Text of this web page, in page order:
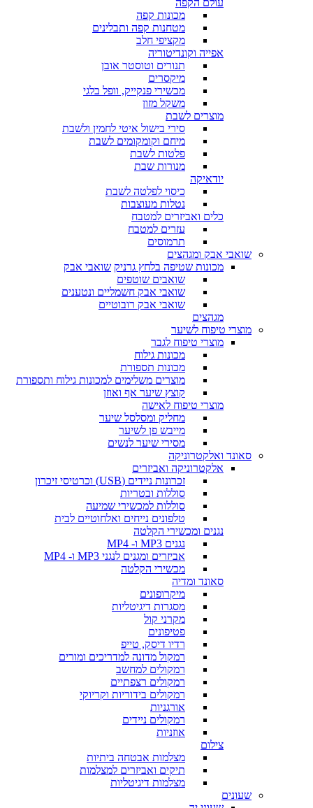
עולם הקפה
מכונות קפה
מטחנות קפה ותבלינים
מקציפי חלב
אפייה וקונדיטוריה
תנורים וטוסטר אובן
מיקסרים
מכשירי פנקייק, וופל בלגי
משקל מזון
מוצרים לשבת
סירי בישול איטי לחמין ולשבת
מיחם וקומקומים לשבת
פלטות לשבת
מנורות שבת
יודאיקה
כיסוי לפלטה לשבת
נטלות מעוצבות
כלים ואביזרים למטבח
עזרים למטבח
תרמוסים
שואבי אבק ומגהצים
מכונות שטיפה בלחץ גרניק שואבי אבק
שואבים שוטפים
שואבי אבק חשמליים ונטענים
שואבי אבק רובוטיים
מגהצים
מוצרי טיפוח לשיער
מוצרי טיפוח לגבר
מכונות גילוח
מכונות תספורת
מוצרים משלימים למכונות גילוח ותספורת
קוצץ שיער אף ואוזן
מוצרי טיפוח לאישה
מחליק ומסלסל שיער
מייבש פן לשיער
מסירי שיער לנשים
סאונד ואלקטרוניקה
אלקטרוניקה ואביזרים
זכרונות ניידים (USB) וכרטיסי זיכרון
סוללות ובטריות
סוללות למכשירי שמיעה
טלפונים נייחים ואלחוטיים לבית
נגנים ומכשירי הקלטה
נגנים MP3 ו- MP4
אביזרים ומגנים לנגני MP3 ו- MP4
מכשירי הקלטה
סאונד ומדיה
מיקרופונים
מסגרות דיגיטליות
מקרני קול
פטיפונים
רדיו דיסק, טייפ
רמקול מדונה למדריכים ומורים
רמקולים למחשב
רמקולים רצפתיים
רמקולים בידוריות וקריוקי
אורגניות
רמקולים ניידים
אוזניות
צילום
מצלמות אבטחה ביתיות
תיקים ואביזרים למצלמות
מצלמות דיגיטליות
שעונים